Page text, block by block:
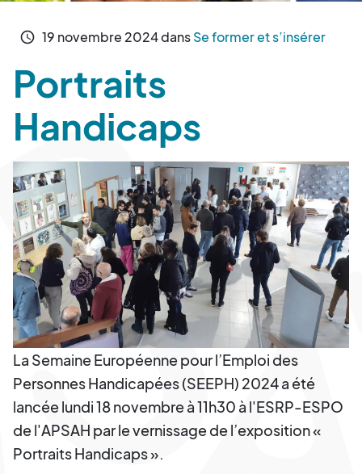
schedule 19 novembre 2024dansSe former et s’insérer
Portraits
Handicaps
La Semaine Européenne pour l’Emploi des
Personnes Handicapées (SEEPH) 2024 a été
lancée lundi 18 novembre à 11h30 à l'ESRP-ESPO
de l'APSAH par le vernissage de l’exposition «
Portraits Handicaps ».